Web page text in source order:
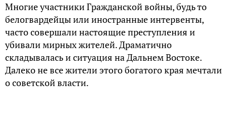
Многие участники Гражданской войны, будь то
белогвардейцы или иностранные интервенты,
часто совершали настоящие преступления и
убивали мирных жителей. Драматично
складывалась и ситуация на Дальнем Востоке.
Далеко не все жители этого богатого края мечтали
о советской власти.